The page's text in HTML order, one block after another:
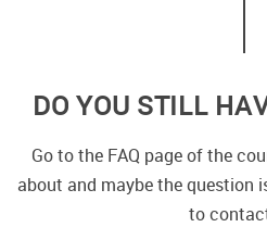
DO YOU STILL
Go to the FAQ page of the
about and maybe the question
to